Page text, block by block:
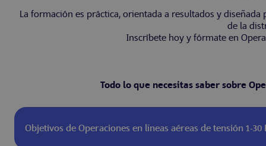
La formación es práctica, orientada a resultados y
de la
Inscríbete hoy y fórmate en
Todo lo que necesitas saber sobre
Objetivos de Operaciones en líneas aéreas de tensión 1-